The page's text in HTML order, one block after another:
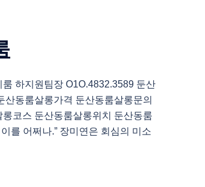
하지원팀장 O1O.4832.3589 둔산
산동룸살롱가격 둔산동룸살롱문의
코스 둔산동룸살롱위치 둔산동룸
를 어쩌나.” 장미연은 회심의 미소